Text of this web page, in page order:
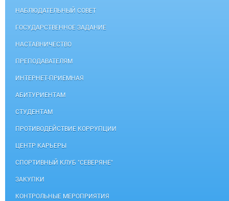
НАБЛЮДАТЕЛЬНЫЙ СОВЕТ
ГОСУДАРСТВЕННОЕ ЗАДАНИЕ
НАСТАВНИЧЕСТВО
ПРЕПОДАВАТЕЛЯМ
ИНТЕРНЕТ-ПРИЕМНАЯ
АБИТУРИЕНТАМ
СТУДЕНТАМ
ПРОТИВОДЕЙСТВИЕ КОРРУПЦИИ
ЦЕНТР КАРЬЕРЫ
СПОРТИВНЫЙ КЛУБ "СЕВЕРЯНЕ"
ЗАКУПКИ
КОНТРОЛЬНЫЕ МЕРОПРИЯТИЯ